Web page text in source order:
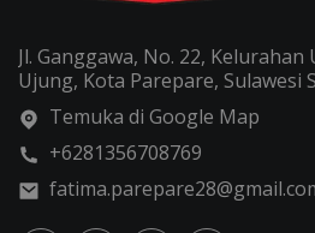
Jl. Ganggawa, No. 22,
Ujung, Kota Parepare, Sulawesi
Temuka di Google Map
+6281356708769